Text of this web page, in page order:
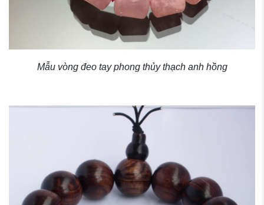
Mẫu vòng đeo tay phong thủy thạch anh hồng